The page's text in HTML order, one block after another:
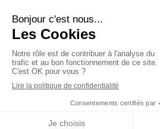
Mentions légales
Création et référencement du site par Simplébo